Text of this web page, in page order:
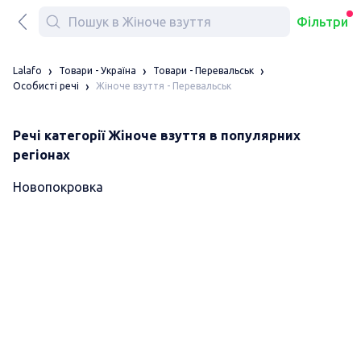
Фільтри
Lalafo Товари - Україна
Товари - Перевальськ
Особисті речі
Жіноче взуття - Перевальськ
Речі категорії Жіноче взуття в популярних
регіонах
Новопокровка